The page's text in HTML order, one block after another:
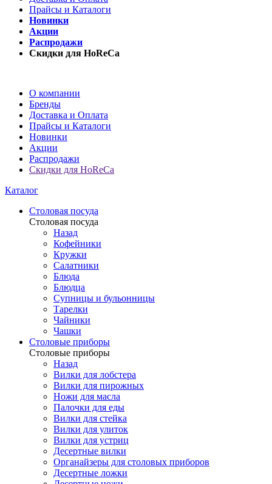
Прайсы и Каталоги
Новинки
Акции
Распродажи
Скидки для HoReCa
О компании
Бренды
Доставка и Оплата
Прайсы и Каталоги
Новинки
Акции
Распродажи
Скидки для HoReCa
Каталог
Столовая посуда
Столовая посуда
Назад
Кофейники
Кружки
Салатники
Блюда
Блюдца
Супницы и бульонницы
Тарелки
Чайники
Чашки
Cтоловые приборы
Cтоловые приборы
Назад
Вилки для лобстера
Вилки для пирожных
Ножи для масла
Палочки для еды
Вилки для стейка
Вилки для улиток
Вилки для устриц
Десертные вилки
Органайзеры для столовых приборов
Десертные ложки